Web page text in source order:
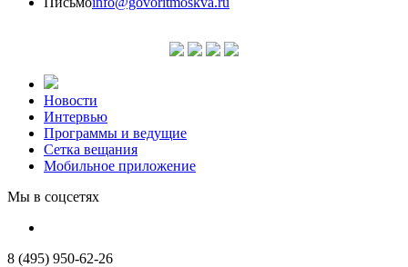
Новости
Интервью
Программы и ведущие
Сетка вещания
Мобильное приложение
Мы в соцсетях
8 (495) 950-62-26